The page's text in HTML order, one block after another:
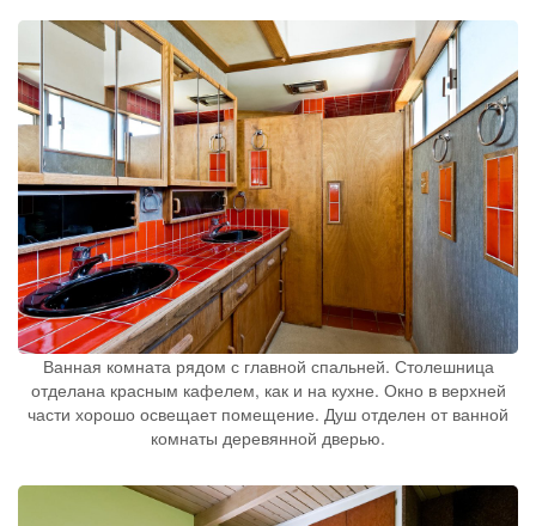
Ванная комната рядом с главной спальней. Столешница
отделана красным кафелем, как и на кухне. Окно в верхней
части хорошо освещает помещение. Душ отделен от ванной
комнаты деревянной дверью.